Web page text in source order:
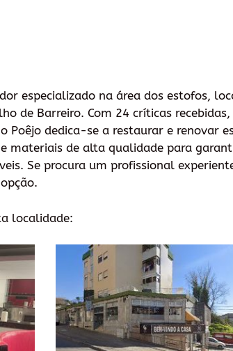
especializado na área dos estofos,
de Barreiro. Com 24 críticas
Poêjo dedica-se a restaurar e renovar
materiais de alta qualidade para
Se procura um profissional
localidade: